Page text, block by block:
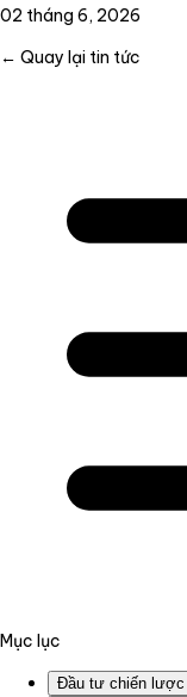
02 tháng 6, 2026
← Quay lại tin tức
Mục lục
Đầu tư chiến lược